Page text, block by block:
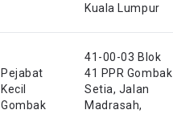
Kuala Lumpur
Pejabat
Kecil
Gombak
41-00-03 Blok
41 PPR Gombak
Setia, Jalan
Madrasah,